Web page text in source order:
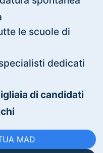
le scuole di
dedicati
di candidati
MAD